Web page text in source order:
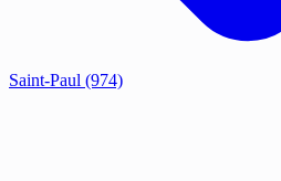
Saint-Paul (974)